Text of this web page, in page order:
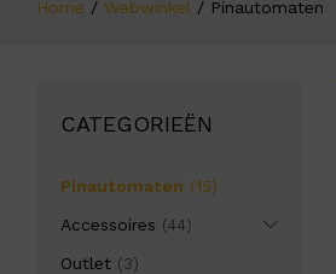
Home / Webwinkel / Pinautomaten
CATEGORIEËN
Pinautomaten (15)
Accessoires (44)
Outlet (3)